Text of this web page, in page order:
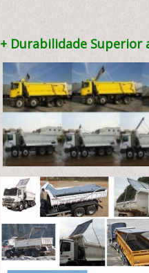
+ Durabilidade Superior